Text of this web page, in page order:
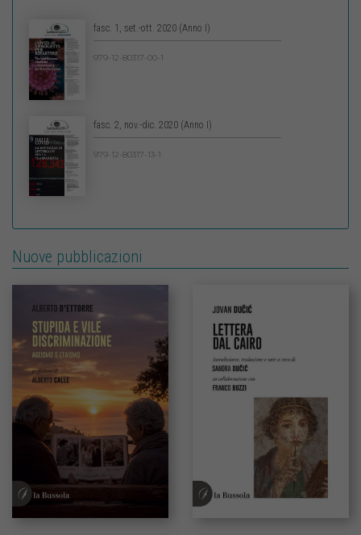
fasc. 1, set.-ott. 2020 (Anno I)
979-12-80317-00-1
fasc. 2, nov.-dic. 2020 (Anno I)
979-12-80317-13-1
Nuove pubblicazioni